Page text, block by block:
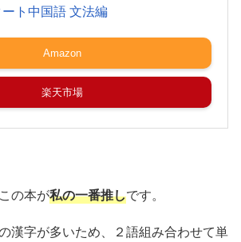
ト中国語 文法編
Amazon
楽天市場
の本が私の一番推しです。
漢字が多いため、２語組み合わせて単